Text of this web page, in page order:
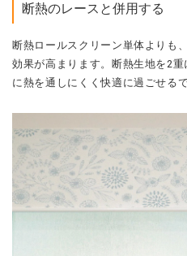
断熱のレースと併用する
断熱ロールスクリーン単体よりも
効果が高まります。 断熱生地を2
に熱を通しにくく快適に過ごせるで